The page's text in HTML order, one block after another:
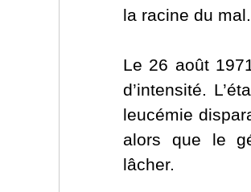
la racine du mal.
Le 26 août
d’intensité.
leucémie
alors que le
lâcher.